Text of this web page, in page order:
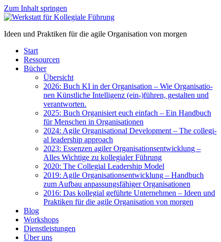
Zum Inhalt springen
Ideen und Praktiken für die agile Organisation von morgen
Start
Res­sour­cen
Bücher
Über­sicht
2026: Buch KI in der Orga­ni­sa­ti­on – Wie Orga­ni­sa­tio­
nen Künst­li­che Intel­li­genz (ein-)führen, gestal­ten und
ver­ant­wor­ten.
2025: Buch Orga­ni­siert euch ein­fach – Ein Hand­buch
für Men­schen in Orga­ni­sa­tio­nen
2024: Agi­le Orga­ni­sa­tio­nal Deve­lo­p­ment – The col­le­gi­
al lea­der­ship approach
2023: Essen­zen agi­ler Orga­ni­sa­ti­ons­ent­wick­lung –
Alles Wich­ti­ge zu kol­le­gia­ler Füh­rung
2020: The Col­le­gi­al Lea­der­ship Model
2019: Agi­le Orga­ni­sa­ti­ons­ent­wick­lung – Hand­buch
zum Auf­bau anpas­sungs­fä­hi­ger Orga­ni­sa­tio­nen
2016: Das kol­le­gi­al geführ­te Unter­neh­men – Ideen und
Prak­ti­ken für die agi­le Orga­ni­sa­ti­on von mor­gen
Blog
Work­shops
Dienst­leis­tun­gen
Über uns